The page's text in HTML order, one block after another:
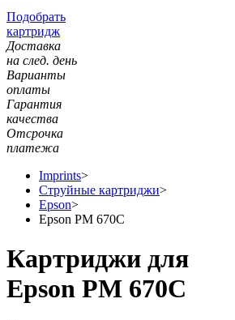
Подобрать
картридж
Доставка
на след. день
Варианты
оплаты
Гарантия
качества
Отсрочка
платежа
Imprints>
Струйные картриджи>
Epson>
Epson PM 670C
Картриджи для
Epson PM 670C